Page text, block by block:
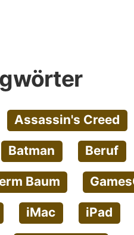
Assassin's Creed
Batman Beruf
Baum
iMac iPad